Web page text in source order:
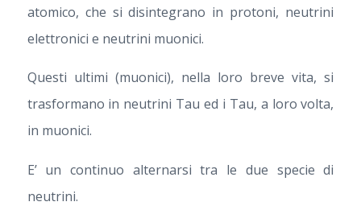
atomico, che si disintegrano in protoni, neutrini
elettronici e neutrini muonici.
Questi ultimi (muonici), nella loro breve vita, si
trasformano in neutrini Tau ed i Tau, a loro volta,
in muonici.
E’ un continuo alternarsi tra le due specie di
neutrini.